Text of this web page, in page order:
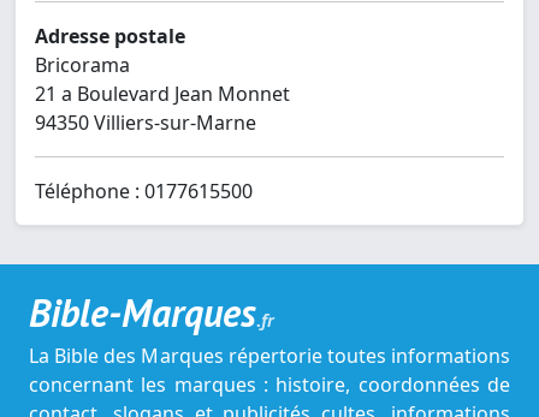
Adresse postale
Bricorama
21 a Boulevard Jean Monnet
94350 Villiers-sur-Marne
Téléphone : 0177615500
Bible-Marques.fr
La Bible des Marques répertorie toutes informations
concernant les marques : histoire, coordonnées de